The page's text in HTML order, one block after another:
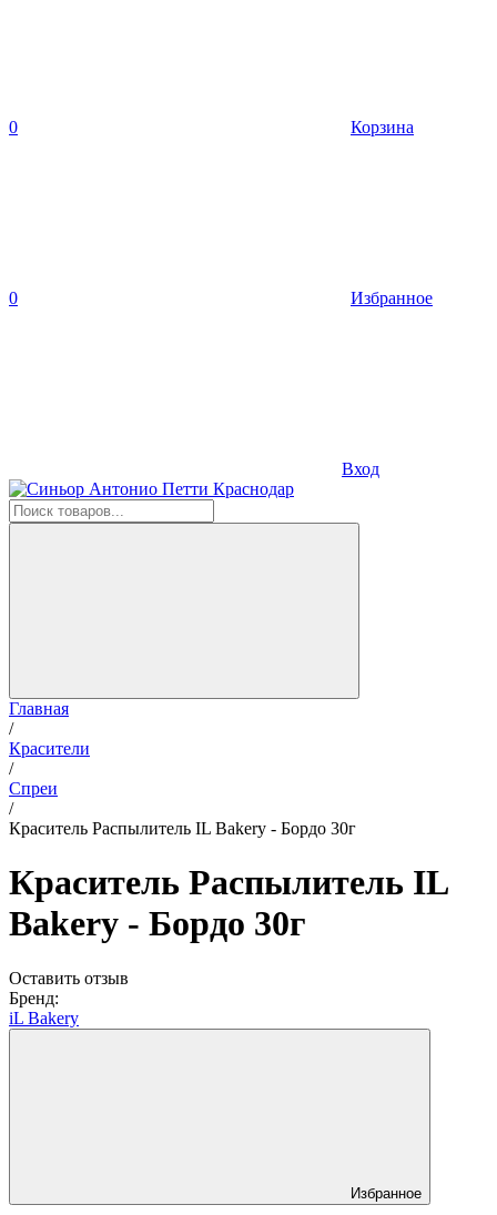
0 Корзина
0 Избранное
Вход
Главная
/
Красители
/
Спреи
/
Краситель Распылитель IL Bakery - Бордо 30г
Краситель Распылитель IL
Bakery - Бордо 30г
Оставить отзыв
Бренд:
iL Bakery
Избранное